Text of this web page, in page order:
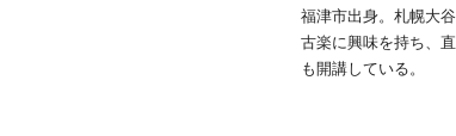
福津市出身。札幌大
古楽に興味を持ち、
も開講している。